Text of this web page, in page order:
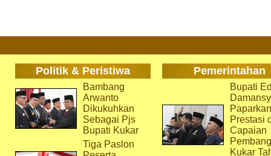
Politik & Peristiwa Pemerintahan
Bambang
Arwanto
Dikukuhkan
Sebagai Pjs
Bupati Kukar
Tiga Paslon
Bupati
Paparkan
Prestasi
Capaian
Kukar